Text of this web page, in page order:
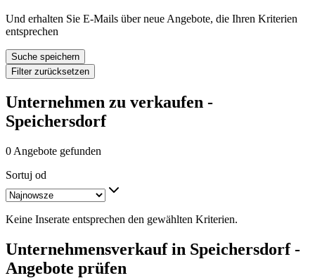
Und erhalten Sie E-Mails über neue Angebote, die Ihren Kriterien
entsprechen
Suche speichern
Filter zurücksetzen
Unternehmen zu verkaufen -
Speichersdorf
0 Angebote gefunden
Sortuj od
Keine Inserate entsprechen den gewählten Kriterien.
Unternehmensverkauf in Speichersdorf -
Angebote prüfen